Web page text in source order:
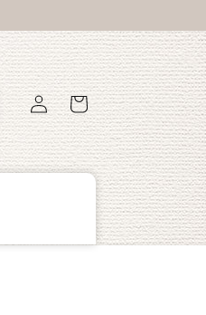
BejelentkezésKosár